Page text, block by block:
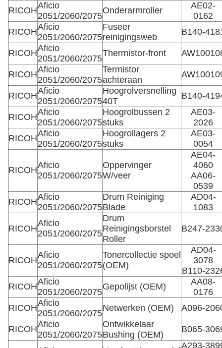
RICOHAficio
2051/2060/2075
Onderarmroller
AE02-
0162
RICOHAficio
2051/2060/2075
Fuseer
reinigingsweb
B140-
RICOHAficio
2051/2060/2075
Thermistor-front
RICOHAficio
2051/2060/2075
Termistor
achteraan
RICOHAficio
2051/2060/2075
Hoogrolversnelling
40T
B140-
RICOHAficio
2051/2060/2075
Hoogrolbussen 2
stuks
AE03-
2026
RICOHAficio
2051/2060/2075
Hoogrollagers 2
stuks
AE03-
0054
RICOHAficio
2051/2060/2075
Oppervinger
W/veer
AE04-
4060
AA06-
0539
RICOHAficio
2051/2060/2075
Drum Reiniging
Blade
AD04-
1083
RICOH
Aficio
2051/2060/2075
Drum
Reinigingsborstel
Roller
B247-
RICOH
Aficio
2051/2060/2075
Tonercollectie spoel
(OEM)
AD04-
3078
B110-
RICOHAficio
2051/2060/2075
Gepolijst (OEM)
AA08-
0176
RICOHAficio
2051/2060/2075
Netwerken (OEM) A096-
RICOHAficio
2051/2060/2075
Ontwikkelaar
Bushing (OEM)
B065-
A293-